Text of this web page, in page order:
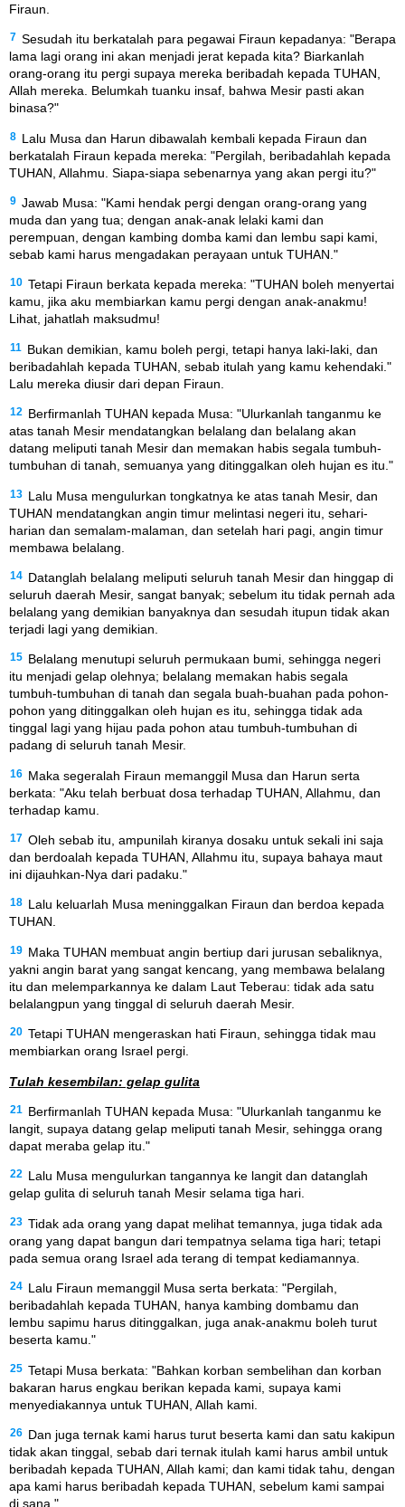
Firaun.
7 Sesudah itu berkatalah para pegawai Firaun kepadanya: "Berapa
lama lagi orang ini akan menjadi jerat kepada kita? Biarkanlah
orang-orang itu pergi supaya mereka beribadah kepada TUHAN,
Allah mereka. Belumkah tuanku insaf, bahwa Mesir pasti akan
binasa?"
8 Lalu Musa dan Harun dibawalah kembali kepada Firaun dan
berkatalah Firaun kepada mereka: "Pergilah, beribadahlah kepada
TUHAN, Allahmu. Siapa-siapa sebenarnya yang akan pergi itu?"
9 Jawab Musa: "Kami hendak pergi dengan orang-orang yang
muda dan yang tua; dengan anak-anak lelaki kami dan
perempuan, dengan kambing domba kami dan lembu sapi kami,
sebab kami harus mengadakan perayaan untuk TUHAN."
10 Tetapi Firaun berkata kepada mereka: "TUHAN boleh menyertai
kamu, jika aku membiarkan kamu pergi dengan anak-anakmu!
Lihat, jahatlah maksudmu!
11
Bukan demikian, kamu boleh pergi, tetapi hanya laki-laki, dan
beribadahlah kepada TUHAN, sebab itulah yang kamu kehendaki."
Lalu mereka diusir dari depan Firaun.
12
Berfirmanlah TUHAN kepada Musa: "Ulurkanlah tanganmu ke
atas tanah Mesir mendatangkan belalang dan belalang akan
datang meliputi tanah Mesir dan memakan habis segala tumbuh-
tumbuhan di tanah, semuanya yang ditinggalkan oleh hujan es itu."
13 Lalu Musa mengulurkan tongkatnya ke atas tanah Mesir, dan
TUHAN mendatangkan angin timur melintasi negeri itu, sehari-
harian dan semalam-malaman, dan setelah hari pagi, angin timur
membawa belalang.
14 Datanglah belalang meliputi seluruh tanah Mesir dan hinggap di
seluruh daerah Mesir, sangat banyak; sebelum itu tidak pernah ada
belalang yang demikian banyaknya dan sesudah itupun tidak akan
terjadi lagi yang demikian.
15 Belalang menutupi seluruh permukaan bumi, sehingga negeri
itu menjadi gelap olehnya; belalang memakan habis segala
tumbuh-tumbuhan di tanah dan segala buah-buahan pada pohon-
pohon yang ditinggalkan oleh hujan es itu, sehingga tidak ada
tinggal lagi yang hijau pada pohon atau tumbuh-tumbuhan di
padang di seluruh tanah Mesir.
16 Maka segeralah Firaun memanggil Musa dan Harun serta
berkata: "Aku telah berbuat dosa terhadap TUHAN, Allahmu, dan
terhadap kamu.
17 Oleh sebab itu, ampunilah kiranya dosaku untuk sekali ini saja
dan berdoalah kepada TUHAN, Allahmu itu, supaya bahaya maut
ini dijauhkan-Nya dari padaku."
18 Lalu keluarlah Musa meninggalkan Firaun dan berdoa kepada
TUHAN.
19 Maka TUHAN membuat angin bertiup dari jurusan sebaliknya,
yakni angin barat yang sangat kencang, yang membawa belalang
itu dan melemparkannya ke dalam Laut Teberau: tidak ada satu
belalangpun yang tinggal di seluruh daerah Mesir.
20 Tetapi TUHAN mengeraskan hati Firaun, sehingga tidak mau
membiarkan orang Israel pergi.
Tulah kesembilan: gelap gulita
21
Berfirmanlah TUHAN kepada Musa: "Ulurkanlah tanganmu ke
langit, supaya datang gelap meliputi tanah Mesir, sehingga orang
dapat meraba gelap itu."
22 Lalu Musa mengulurkan tangannya ke langit dan datanglah
gelap gulita di seluruh tanah Mesir selama tiga hari.
23 Tidak ada orang yang dapat melihat temannya, juga tidak ada
orang yang dapat bangun dari tempatnya selama tiga hari; tetapi
pada semua orang Israel ada terang di tempat kediamannya.
24 Lalu Firaun memanggil Musa serta berkata: "Pergilah,
beribadahlah kepada TUHAN, hanya kambing dombamu dan
lembu sapimu harus ditinggalkan, juga anak-anakmu boleh turut
beserta kamu."
25 Tetapi Musa berkata: "Bahkan korban sembelihan dan korban
bakaran harus engkau berikan kepada kami, supaya kami
menyediakannya untuk TUHAN, Allah kami.
26 Dan juga ternak kami harus turut beserta kami dan satu kakipun
tidak akan tinggal, sebab dari ternak itulah kami harus ambil untuk
beribadah kepada TUHAN, Allah kami; dan kami tidak tahu, dengan
apa kami harus beribadah kepada TUHAN, sebelum kami sampai
di sana."